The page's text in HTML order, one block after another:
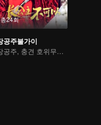
총24회
공주불가이
장공주, 충견 호위무사와의 재회